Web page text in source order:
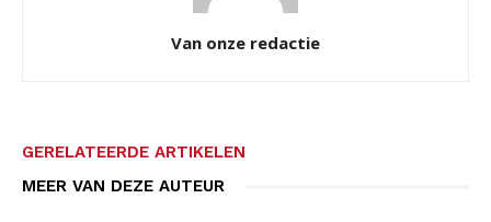
Van onze redactie
GERELATEERDE ARTIKELEN
MEER VAN DEZE AUTEUR